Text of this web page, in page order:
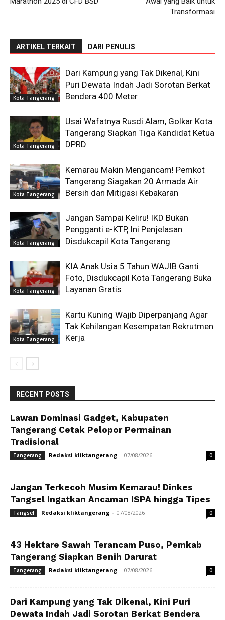
Transformasi
ARTIKEL TERKAIT DARI PENULIS
Kota Tangerang
Dari Kampung yang Tak Dikenal, Kini
Puri Dewata Indah Jadi Sorotan Berkat
Bendera 400 Meter
Kota Tangerang
Usai Wafatnya Rusdi Alam, Golkar Kota
Tangerang Siapkan Tiga Kandidat Ketua
DPRD
Kota Tangerang
Kemarau Makin Mengancam! Pemkot
Tangerang Siagakan 20 Armada Air
Bersih dan Mitigasi Kebakaran
Kota Tangerang
Jangan Sampai Keliru! IKD Bukan
Pengganti e-KTP, Ini Penjelasan
Disdukcapil Kota Tangerang
Kota Tangerang
KIA Anak Usia 5 Tahun WAJIB Ganti
Foto, Disdukcapil Kota Tangerang Buka
Layanan Gratis
Kota Tangerang
Kartu Kuning Wajib Diperpanjang Agar
Tak Kehilangan Kesempatan Rekrutmen
Kerja
RECENT POSTS
Lawan Dominasi Gadget, Kabupaten
Tangerang Cetak Pelopor Permainan
Tradisional
Tangerang Redaksi kliktangerang - 07/08/2026 0
Jangan Terkecoh Musim Kemarau! Dinkes
Tangsel Ingatkan Ancaman ISPA hingga Tipes
Tangsel Redaksi kliktangerang - 07/08/2026 0
43 Hektare Sawah Terancam Puso, Pemkab
Tangerang Siapkan Benih Darurat
Tangerang Redaksi kliktangerang - 07/08/2026 0
Dari Kampung yang Tak Dikenal, Kini Puri
Dewata Indah Jadi Sorotan Berkat Bendera